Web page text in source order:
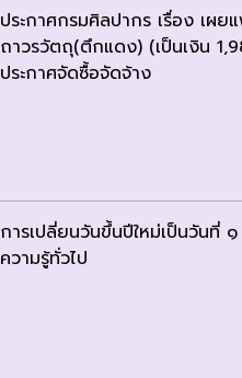
ประกาศกรมศิลปากร เรื่อง เผ
ถาวรวัตถุ(ตึกแดง) (เป็นเงิน
ประกาศจัดซื้อจัดจ้าง
การเปลี่ยนวันขึ้นปีใหม่เป็นวันที่
ความรู้ทั่วไป